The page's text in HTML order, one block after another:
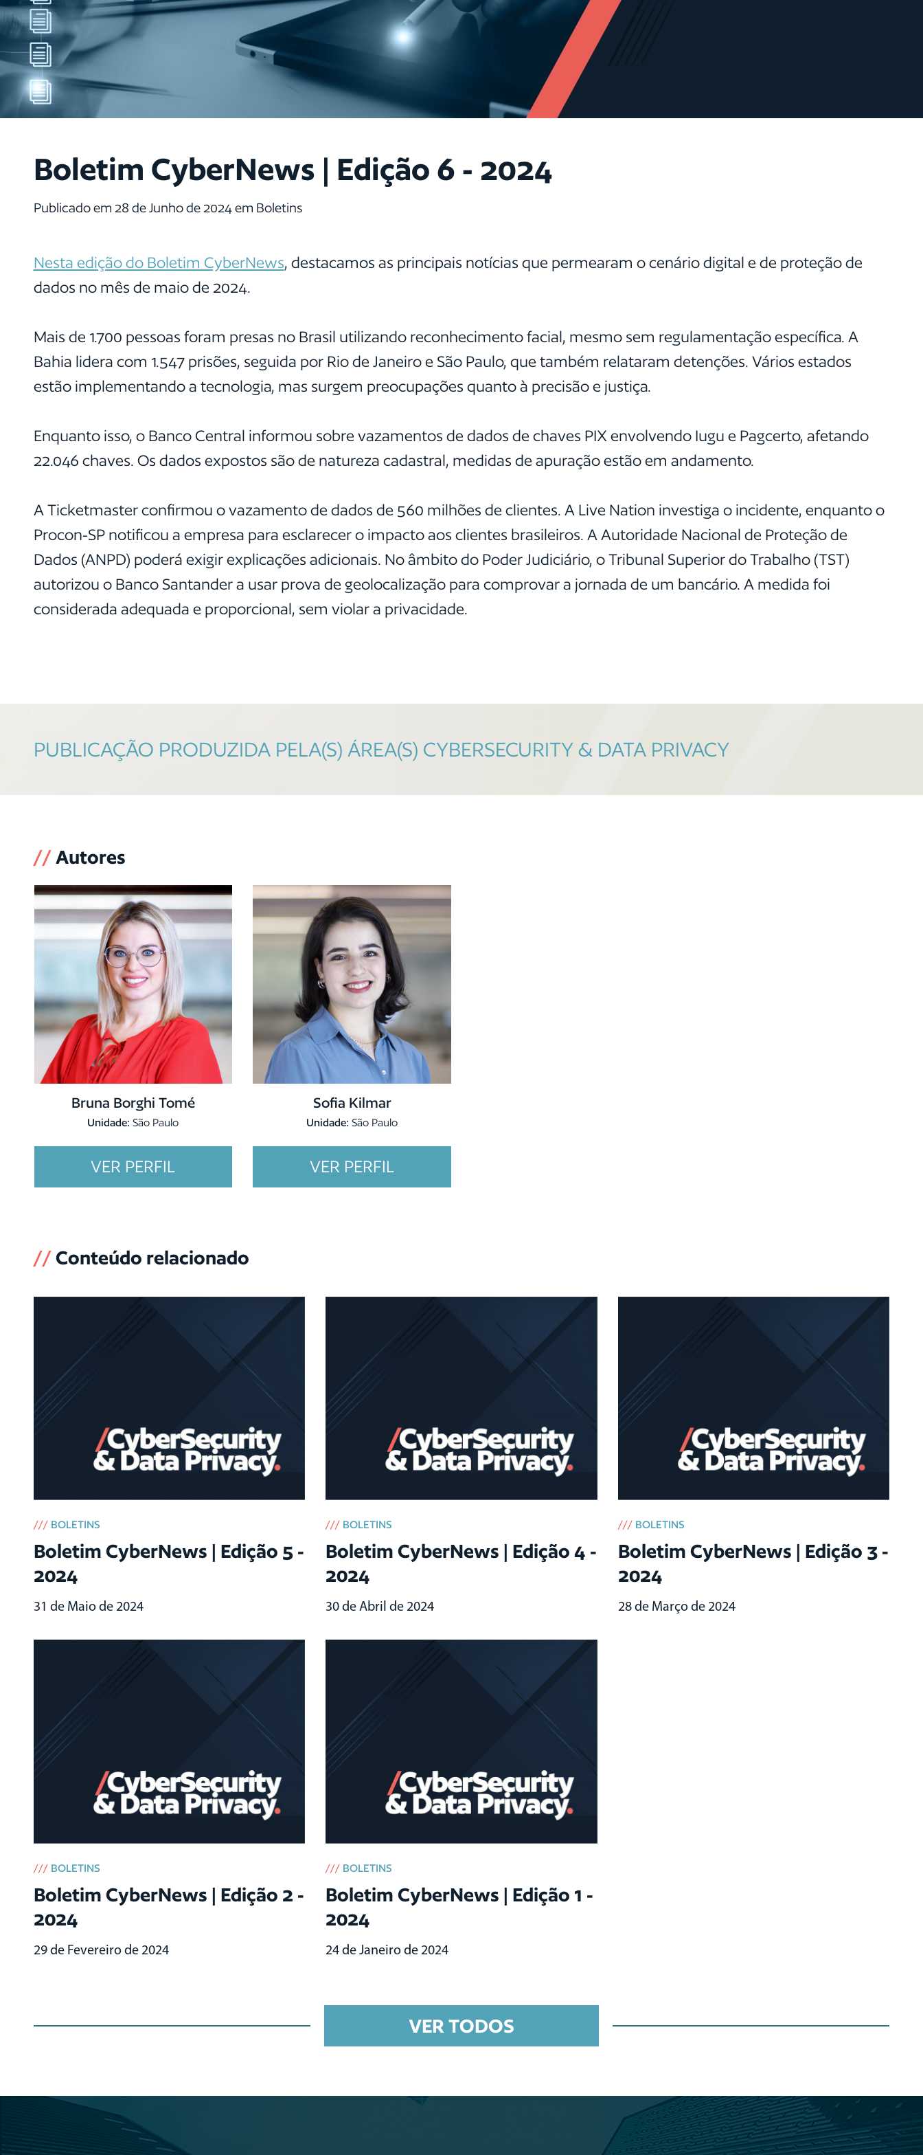
Boletim CyberNews | Edição 6 - 2024
Publicado em 28 de Junho de 2024 em Boletins
Nesta edição do Boletim CyberNews, destacamos as principais notícias que permearam o cenário digital e de proteção de
dados no mês de maio de 2024.
Mais de 1.700 pessoas foram presas no Brasil utilizando reconhecimento facial, mesmo sem regulamentação específica. A
Bahia lidera com 1.547 prisões, seguida por Rio de Janeiro e São Paulo, que também relataram detenções. Vários estados
estão implementando a tecnologia, mas surgem preocupações quanto à precisão e justiça.
Enquanto isso, o Banco Central informou sobre vazamentos de dados de chaves PIX envolvendo Iugu e Pagcerto, afetando
22.046 chaves. Os dados expostos são de natureza cadastral, medidas de apuração estão em andamento.
A Ticketmaster confirmou o vazamento de dados de 560 milhões de clientes. A Live Nation investiga o incidente, enquanto o
Procon-SP notificou a empresa para esclarecer o impacto aos clientes brasileiros. A Autoridade Nacional de Proteção de
Dados (ANPD) poderá exigir explicações adicionais. No âmbito do Poder Judiciário, o Tribunal Superior do Trabalho (TST)
autorizou o Banco Santander a usar prova de geolocalização para comprovar a jornada de um bancário. A medida foi
considerada adequada e proporcional, sem violar a privacidade.
PUBLICAÇÃO PRODUZIDA PELA(S) ÁREA(S) CYBERSECURITY & DATA PRIVACY
//Autores
Bruna Borghi Tomé
Unidade:São Paulo
VER PERFIL
Sofia Kilmar
Unidade:São Paulo
VER PERFIL
//Conteúdo relacionado
/// BOLETINS
Boletim CyberNews | Edição 5 -
2024
31 de Maio de 2024
/// BOLETINS
Boletim CyberNews | Edição 4 -
2024
30 de Abril de 2024
/// BOLETINS
Boletim CyberNews | Edição 3 -
2024
28 de Março de 2024
/// BOLETINS
Boletim CyberNews | Edição 2 -
2024
29 de Fevereiro de 2024
/// BOLETINS
Boletim CyberNews | Edição 1 -
2024
24 de Janeiro de 2024
VER TODOS